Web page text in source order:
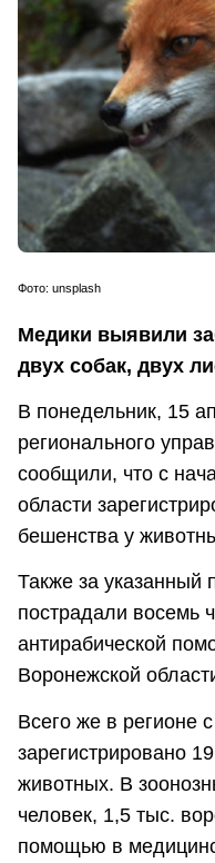
Фото: unsplash
Медики выявили
двух собак, двух
В понедельник, 15
регионального
сообщили, что с
области
бешенства у
Также за указанный
пострадали восемь
антирабической
Воронежской
Всего же в регионе
зарегистрировано
животных. В
человек, 1,5 тыс.
помощью в